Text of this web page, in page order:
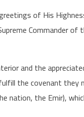
of His
Commander of
and the
the covenant they
nation, the Emir),